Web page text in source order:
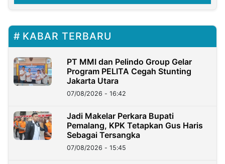
KABAR TERBARU
PT MMI dan Pelindo Group Gelar
Program PELITA Cegah Stunting
Jakarta Utara
07/08/2026 - 16:42
Jadi Makelar Perkara Bupati
Pemalang, KPK Tetapkan Gus Haris
Sebagai Tersangka
07/08/2026 - 15:45